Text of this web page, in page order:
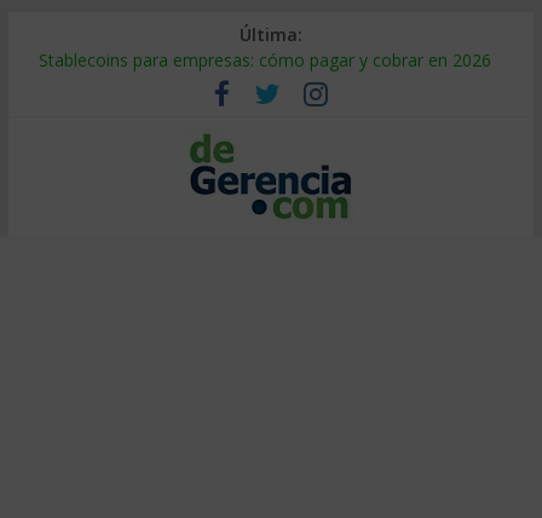
Última:
Stablecoins para empresas: cómo pagar y cobrar en 2026
Despido silencioso: qué es y por qué sale tan caro
IA en selección de personal: cómo auditarla a tiempo
Trabajo forzoso en la cadena de suministro: qué hacer
Mercado hispano de EE. UU.: cómo segmentarlo y venderle